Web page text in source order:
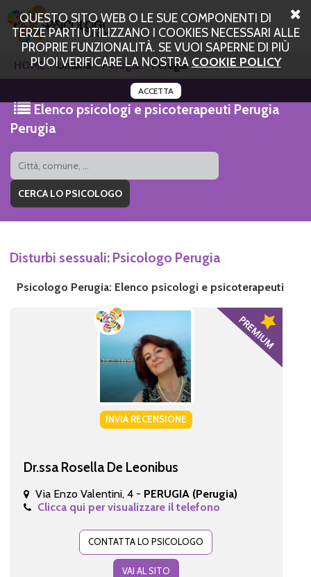
QUESTO SITO WEB O LE SUE COMPONENTI DI
TERZE PARTI UTILIZZANO I COOKIES NECESSARI ALLE
PROPRIE FUNZIONALITÀ. SE VUOI SAPERNE DI PIÙ
PUOI VERIFICARE LA NOSTRA COOKIE POLICY
ACCETTA
HOME Umbria Perugia Perugia
Elenco psicologi e psicoterapeuti Perugia
Perugia
Disturbi sessuali: Psicologo Perugia
Psicologo Perugia: Elenco psicologi e psicoterapeuti
INVIA RECENSIONE
Dr.ssa Rosella De Leonibus
Via Enzo Valentini, 4 - PERUGIA (Perugia)
Clicca qui per visualizzare il telefono
CONTATTA LO PSICOLOGO
VAI AL SITO